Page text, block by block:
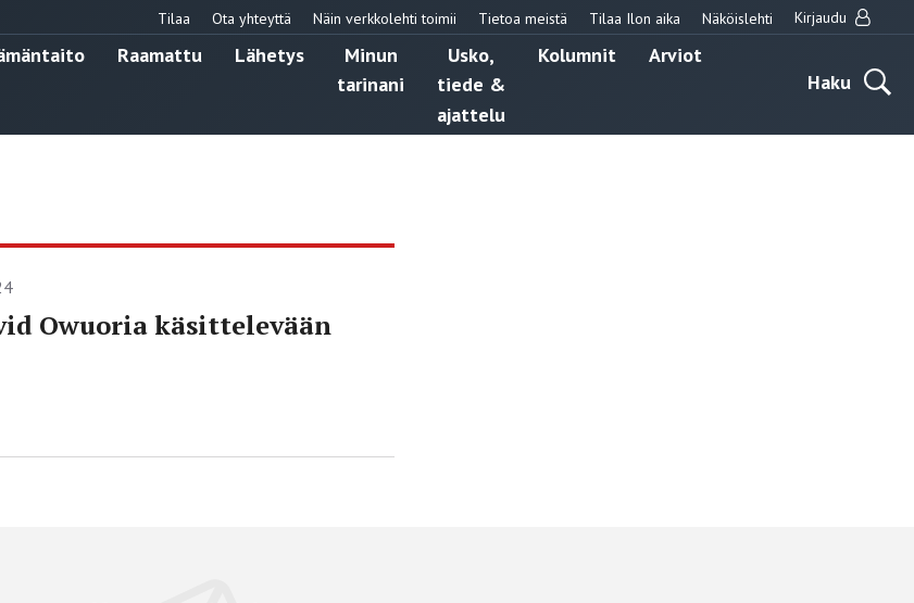
Tilaa Ota yhteyttä Näin verkkolehti toimii Tietoa meistä Tilaa Ilon aika Näköislehti Kirjaudu
Raamattu Lähetys
Minun
tarinani
Usko,
tiede &
ajattelu
Kolumnit
Arviot
Haku
Owuoria käsittelevään